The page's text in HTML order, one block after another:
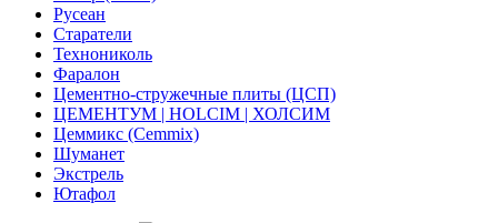
Русеан
Старатели
Технониколь
Фаралон
Цементно-стружечные плиты (ЦСП)
ЦЕМЕНТУМ | HOLCIM | ХОЛСИМ
Цеммикс (Cemmix)
Шуманет
Экстрель
Ютафол